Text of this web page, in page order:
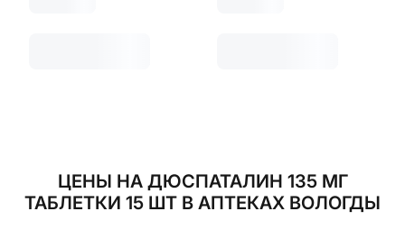
ЦЕНЫ НА ДЮСПАТАЛИН 135 МГ
ТАБЛЕТКИ 15 ШТ В АПТЕКАХ ВОЛОГДЫ